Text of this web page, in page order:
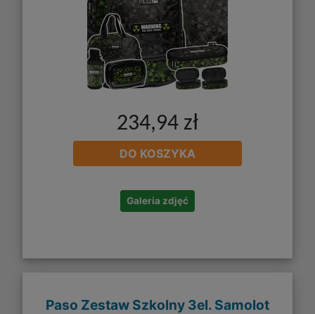
234,94 zł
DO KOSZYKA
Galeria zdjęć
Paso Zestaw Szkolny 3el. Samolot